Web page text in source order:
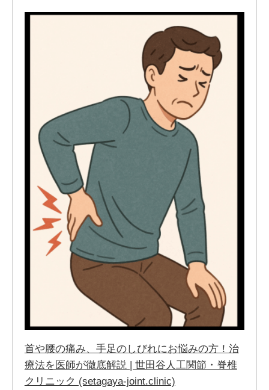
首や腰の痛み、手足のしびれにお悩みの方！治
療法を医師が徹底解説 | 世田谷人工関節・脊椎
クリニック (setagaya-joint.clinic)